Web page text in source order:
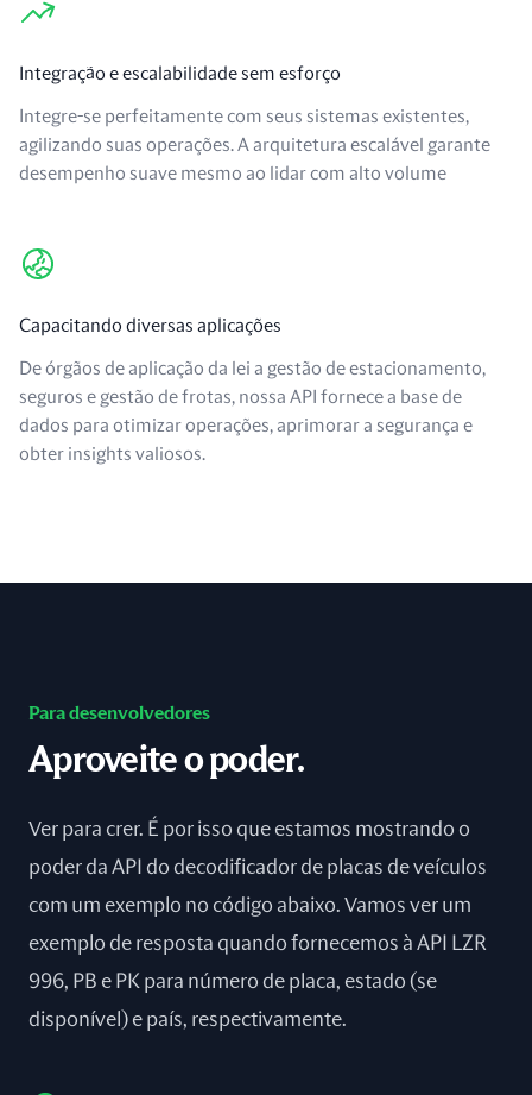
Integração e escalabilidade sem esforço
Integre-se perfeitamente com seus sistemas existentes,
agilizando suas operações. A arquitetura escalável garante
desempenho suave mesmo ao lidar com alto volume
Capacitando diversas aplicações
De órgãos de aplicação da lei a gestão de estacionamento,
seguros e gestão de frotas, nossa API fornece a base de
dados para otimizar operações, aprimorar a segurança e
obter insights valiosos.
Para desenvolvedores
Aproveite o poder.
Ver para crer. É por isso que estamos mostrando o
poder da API do decodificador de placas de veículos
com um exemplo no código abaixo. Vamos ver um
exemplo de resposta quando fornecemos à API LZR
996, PB e PK para número de placa, estado (se
disponível) e país, respectivamente.